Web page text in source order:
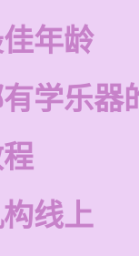
年龄
学乐器
线上